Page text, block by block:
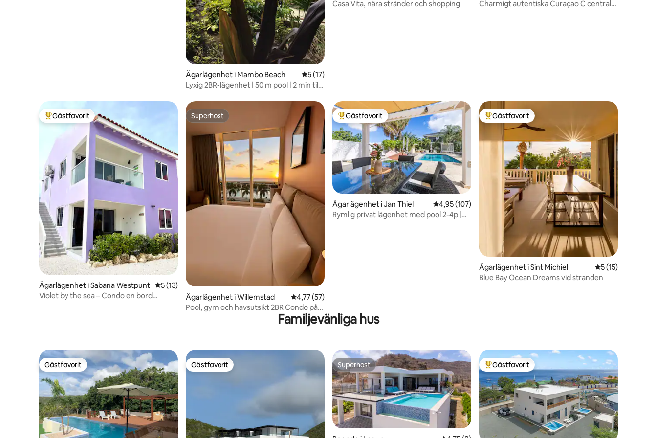
Ägarlägenhet i Mambo Beach 5 av 5 i genomsnittligt betyg, 17 omdömen
5 (17)
Lyxig 2BR-lägenhet | 50 m pool | 2 min till
Casa Vita, nära stränder och shopping
Charmigt autentiska Curaçao C centralt
Populär gästfavorit
Gästfavorit
Ägarlägenhet i Sabana Westpunt 5 av 5 i genomsnittligt betyg, 13 omdömen
5 (13)
Violet by the sea – Condo en bord
Superhost
Superhost
Ägarlägenhet i Willemstad 4,77 av 5 i genomsnittligt betyg, 57 omdömen
4,77 (57)
Pool, gym och havsutsikt 2BR Condo på
Populär gästfavorit
Gästfavorit
Ägarlägenhet i Jan Thiel 4,95 av 5 i genomsnittligt betyg, 107 omdömen
4,95 (107)
Rymlig privat lägenhet med pool 2-4p |
Populär gästfavorit
Gästfavorit
Ägarlägenhet i Sint Michiel 5 av 5 i
5 (15)
Blue Bay Ocean Dreams vid stranden
Familjevänliga hus
Gästfavorit
Gästfavorit Gästfavorit
Gästfavorit Superhost
Superhost Populär gästfavorit
Gästfavorit